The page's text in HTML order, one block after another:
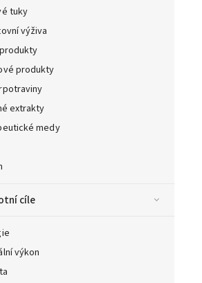
tuky
výživa
produkty
extrakty
medy
cíle
výkon